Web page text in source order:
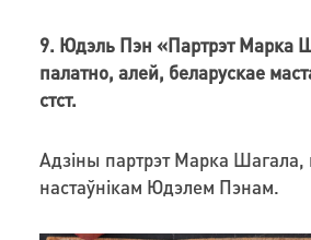
9. Юдэль Пэн «Партрэт Марка
палатно, алей, беларускае
стст.
Адзіны партрэт Марка Шагала,
настаўнікам Юдэлем Пэнам.